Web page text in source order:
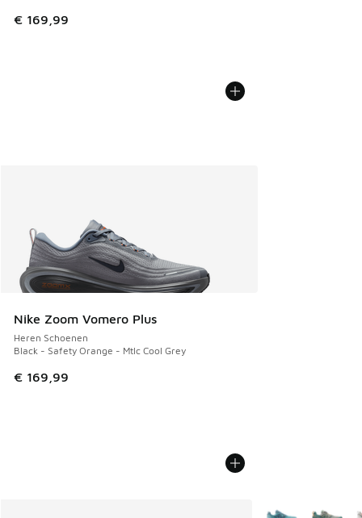
€ 169,99
Nike Zoom Vomero Plus
Heren Schoenen
Black - Safety Orange - Mtlc Cool Grey
€ 169,99
Meer kleuren